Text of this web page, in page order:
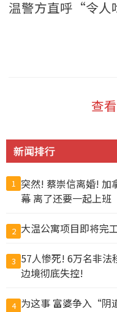
温警方直呼“令人
查
新闻排行
1 突然! 蔡崇信离婚! 加
幕 离了还要一起上班
2 大温公寓项目即将完
3 57人惨死! 6万名非法
边境彻底失控!
4 为这事 富婆争入“阴